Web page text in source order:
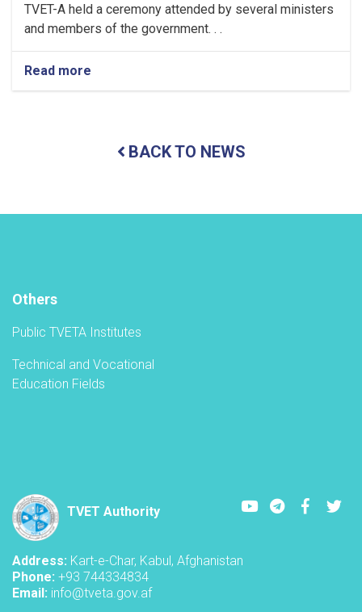
TVET-A held a ceremony attended by several ministers
and members of the government. . .
Read more
Holding
inaugurate
year
BACK TO NEWS
Others
Public TVETA Institutes
Technical and Vocational
Education Fields
TVET Authority
YoutubeLinkedIn
Address: Kart-e-Char, Kabul, Afghanistan
Phone: +93 744334834
Email: info@tveta.gov.af